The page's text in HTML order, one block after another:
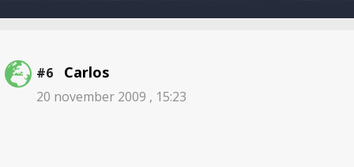
#6 Carlos
20 november 2009 , 15:23